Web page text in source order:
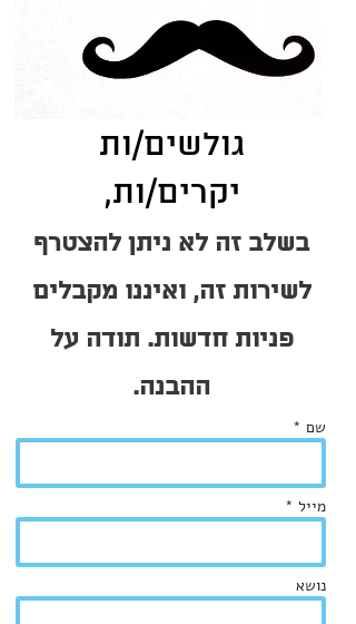
גולשים/ות
יקרים/ות,
בשלב זה לא ניתן להצטרף
לשירות זה, ואיננו מקבלים
פניות חדשות. תודה על
ההבנה.
שם *
מייל *
נושא